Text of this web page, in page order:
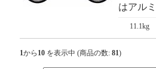
はアル
11.1kg
1から 10 を表示中 (商品の数: 81)